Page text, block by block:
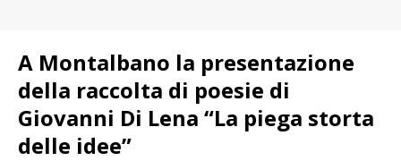
A Montalbano la presentazione
della raccolta di poesie di
Giovanni Di Lena “La piega storta
delle idee”